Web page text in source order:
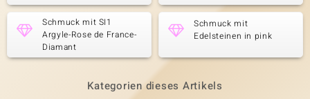
Schmuck mit SI1
Argyle-Rose de France-
Diamant
Schmuck mit
Edelsteinen in pink
Kategorien dieses Artikels